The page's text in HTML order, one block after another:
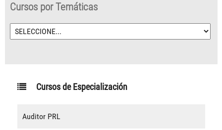
Cursos por Temáticas
Cursos de Especialización
Auditor PRL